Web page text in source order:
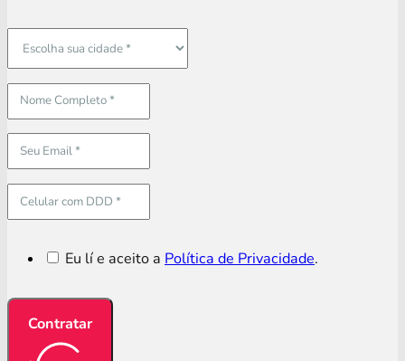
Eu lí e aceito a Política de Privacidade.
Contratar